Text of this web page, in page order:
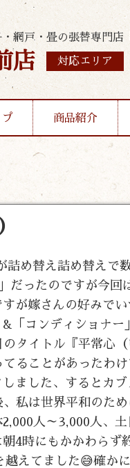
網戸・畳の張替専門店
店 対応エリア
プ 商品紹介
詰め替え詰め替え
ったのですが今回
が嫁さんの好みで
「コンディショナ
タイトル『平常心
ることがあったわ
ました、するとカ
私は世界平和のた
人～3,000人、
4時にもかかわら
えてました😅確か